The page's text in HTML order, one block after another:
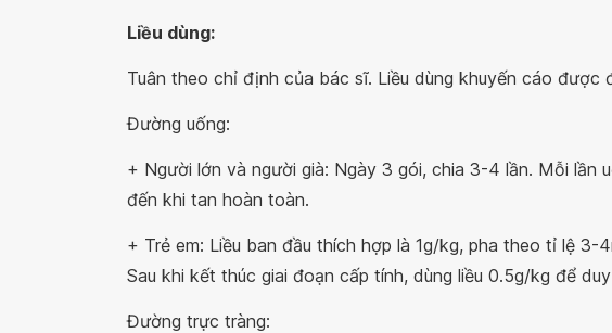
Liều dùng:
Tuân theo chỉ định của bác sĩ. Liều dùng khuyến cáo được
Đường uống:
+ Người lớn và người già: Ngày 3 gói, chia 3-4 lần. Mỗi lần
đến khi tan hoàn toàn.
+ Trẻ em: Liều ban đầu thích hợp là 1g/kg, pha theo tỉ lệ 3-
Sau khi kết thúc giai đoạn cấp tính, dùng liều 0.5g/kg để
Đường trực tràng: